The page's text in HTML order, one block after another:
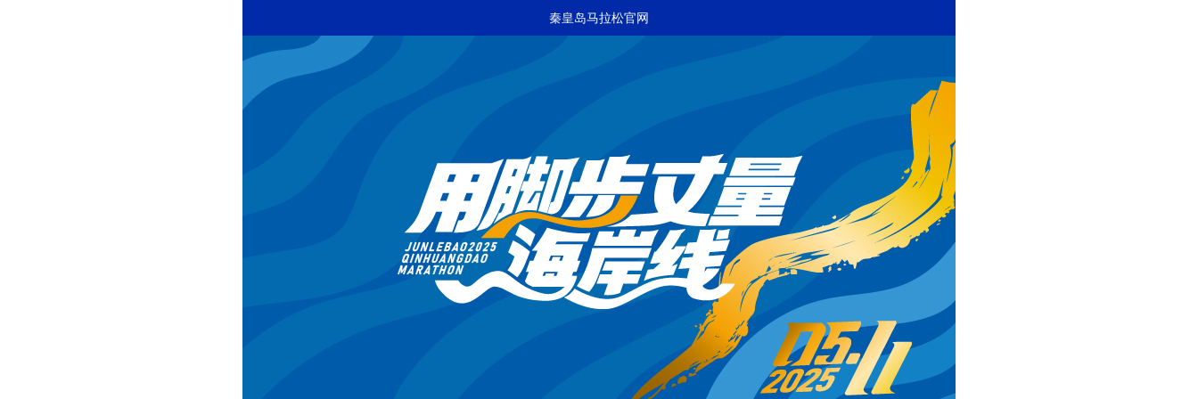
秦皇岛马拉松官网